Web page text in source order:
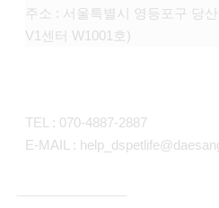
주소 : 서울특별시 영등포구 당
V1센터 W1001호)
TEL : 070-4887-2887
E-MAIL :